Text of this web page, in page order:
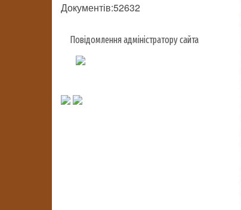
Документів:52632
Повідомлення адміністратору сайта